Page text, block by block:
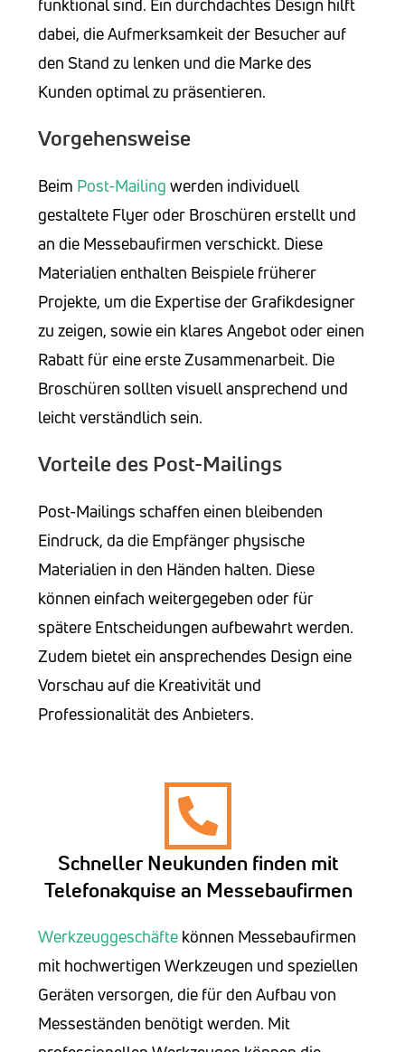
dabei, die Aufmerksamkeit der Besucher auf
den Stand zu lenken und die Marke des
Kunden optimal zu präsentieren.
Vorgehensweise
Beim Post-Mailing werden individuell
gestaltete Flyer oder Broschüren erstellt und
an die Messebaufirmen verschickt. Diese
Materialien enthalten Beispiele früherer
Projekte, um die Expertise der Grafikdesigner
zu zeigen, sowie ein klares Angebot oder einen
Rabatt für eine erste Zusammenarbeit. Die
Broschüren sollten visuell ansprechend und
leicht verständlich sein.
Vorteile des Post-Mailings
Post-Mailings schaffen einen bleibenden
Eindruck, da die Empfänger physische
Materialien in den Händen halten. Diese
können einfach weitergegeben oder für
spätere Entscheidungen aufbewahrt werden.
Zudem bietet ein ansprechendes Design eine
Vorschau auf die Kreativität und
Professionalität des Anbieters.
Schneller Neukunden finden mit
Telefonakquise an Messebaufirmen
Werkzeuggeschäfte können Messebaufirmen
mit hochwertigen Werkzeugen und speziellen
Geräten versorgen, die für den Aufbau von
Messeständen benötigt werden. Mit